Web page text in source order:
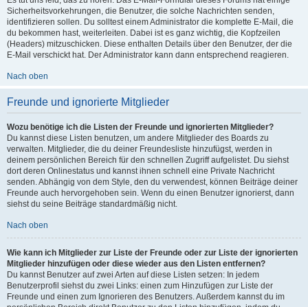
Sicherheitsvorkehrungen, die Benutzer, die solche Nachrichten senden,
identifizieren sollen. Du solltest einem Administrator die komplette E-Mail, die
du bekommen hast, weiterleiten. Dabei ist es ganz wichtig, die Kopfzeilen
(Headers) mitzuschicken. Diese enthalten Details über den Benutzer, der die
E-Mail verschickt hat. Der Administrator kann dann entsprechend reagieren.
Nach oben
Freunde und ignorierte Mitglieder
Wozu benötige ich die Listen der Freunde und ignorierten Mitglieder?
Du kannst diese Listen benutzen, um andere Mitglieder des Boards zu
verwalten. Mitglieder, die du deiner Freundesliste hinzufügst, werden in
deinem persönlichen Bereich für den schnellen Zugriff aufgelistet. Du siehst
dort deren Onlinestatus und kannst ihnen schnell eine Private Nachricht
senden. Abhängig von dem Style, den du verwendest, können Beiträge deiner
Freunde auch hervorgehoben sein. Wenn du einen Benutzer ignorierst, dann
siehst du seine Beiträge standardmäßig nicht.
Nach oben
Wie kann ich Mitglieder zur Liste der Freunde oder zur Liste der ignorierten
Mitglieder hinzufügen oder diese wieder aus den Listen entfernen?
Du kannst Benutzer auf zwei Arten auf diese Listen setzen: In jedem
Benutzerprofil siehst du zwei Links: einen zum Hinzufügen zur Liste der
Freunde und einen zum Ignorieren des Benutzers. Außerdem kannst du im